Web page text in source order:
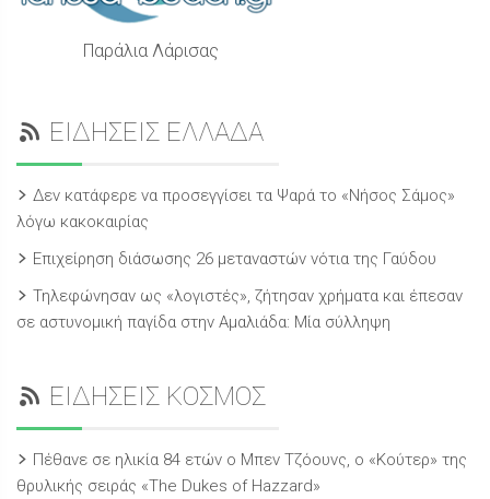
Παράλια Λάρισας
ΕΙΔΗΣΕΙΣ ΕΛΛΑΔΑ
Δεν κατάφερε να προσεγγίσει τα Ψαρά το «Νήσος Σάμος»
λόγω κακοκαιρίας
Επιχείρηση διάσωσης 26 μεταναστών νότια της Γαύδου
Τηλεφώνησαν ως «λογιστές», ζήτησαν χρήματα και έπεσαν
σε αστυνομική παγίδα στην Αμαλιάδα: Μία σύλληψη
ΕΙΔΗΣΕΙΣ ΚΟΣΜΟΣ
Πέθανε σε ηλικία 84 ετών ο Μπεν Τζόουνς, ο «Κούτερ» της
θρυλικής σειράς «The Dukes of Hazzard»